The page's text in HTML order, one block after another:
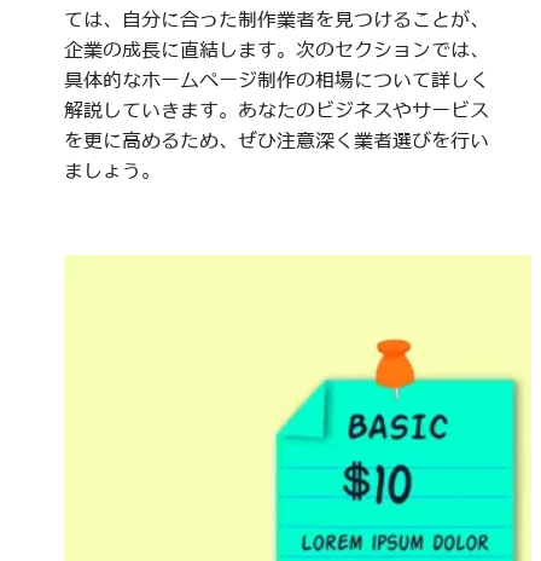
ては、自分に合った制作業者を見つけることが、
企業の成長に直結します。次のセクションでは、
具体的なホームページ制作の相場について詳しく
解説していきます。あなたのビジネスやサービス
を更に高めるため、ぜひ注意深く業者選びを行い
ましょう。